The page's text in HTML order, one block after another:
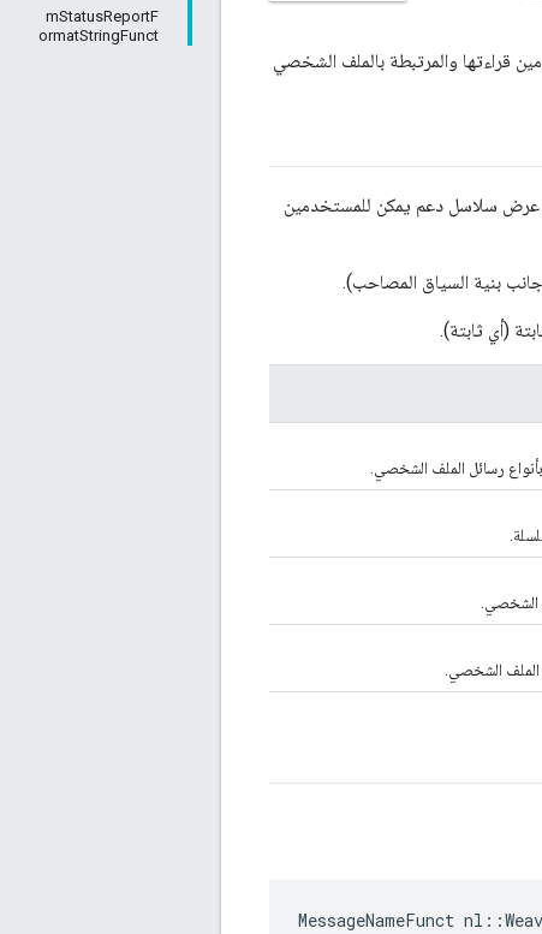
mStatusReportF
ormatStringFunct
قراءتها والمرتبطة بالملف الشخصي
عرض سلاسل دعم يمكن للمستخدمين
بنية السياق المصاحب).
(أي ثابتة).
رسائل الملف الشخصي.
الشخصي.
MessageNameFunct